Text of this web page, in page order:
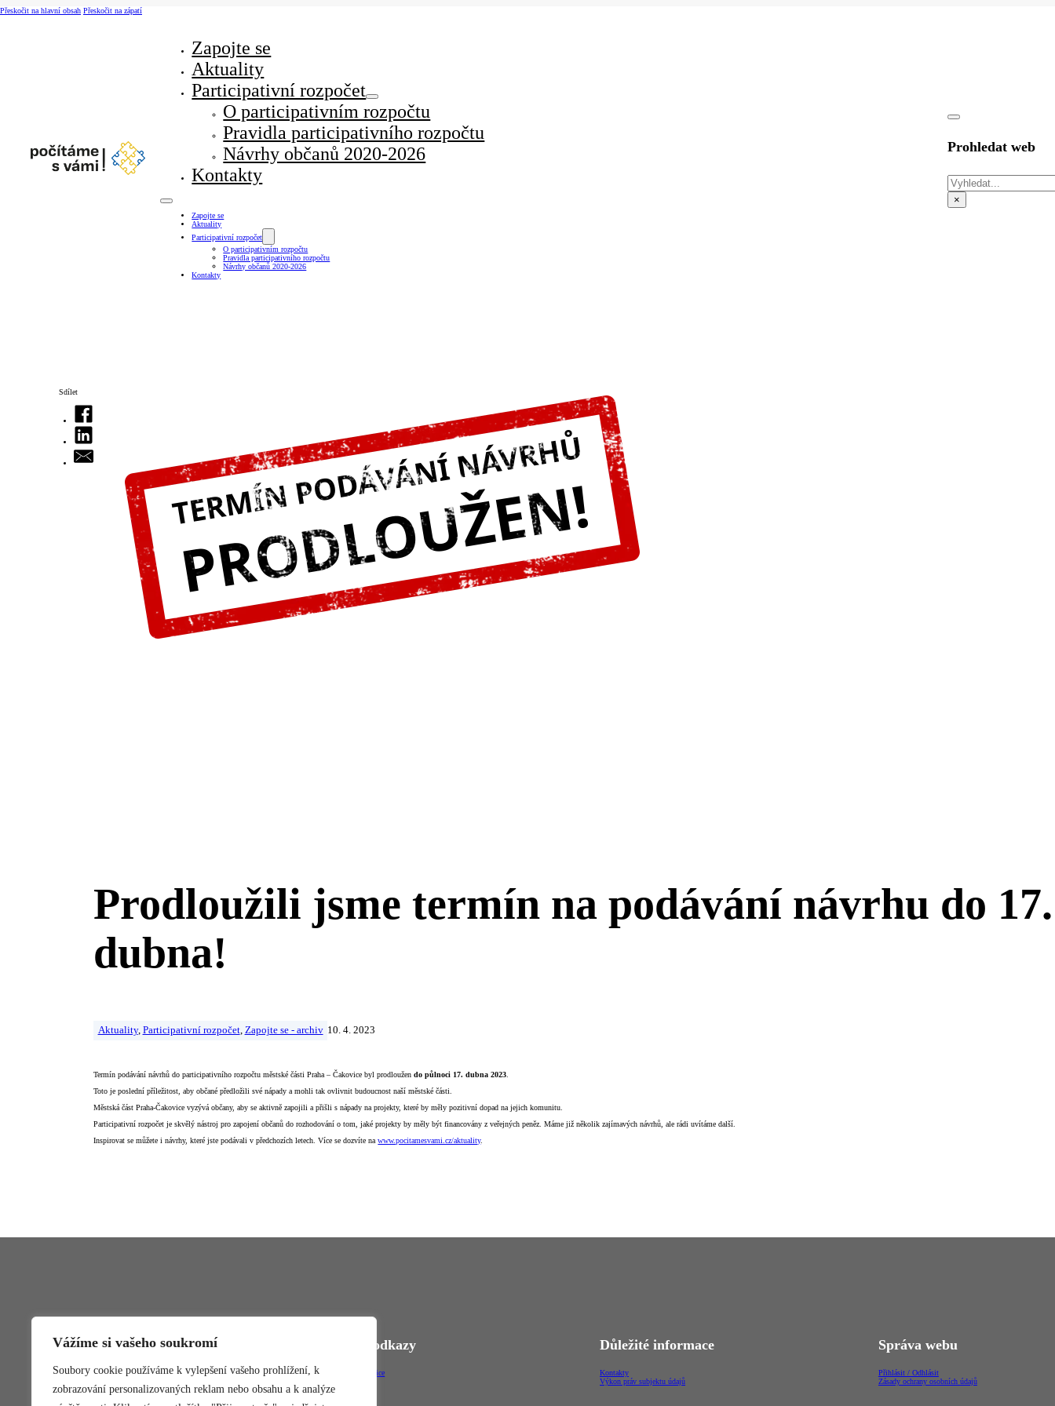
Vážíme si vašeho soukromí
Soubory cookie používáme k vylepšení vašeho prohlížení, k
zobrazování personalizovaných reklam nebo obsahu a k analýze
Přeskočit na hlavní obsah Přeskočit na zápatí
Zapojte se
Aktuality
Participativní rozpočet
O participativním rozpočtu
Pravidla participativního rozpočtu
Návrhy občanů 2020-2026
Kontakty
Zapojte se
Aktuality
Participativní rozpočet
O participativním rozpočtu
Pravidla participativního rozpočtu
Návrhy občanů 2020-2026
Kontakty
Prohledat web
Hledat
×
Sdílet
Prodloužili jsme termín na podávání návrhu do 17.
dubna!
Aktuality, Participativní rozpočet, Zapojte se - archiv 10. 4. 2023
Termín podávání návrhů do participativního rozpočtu městské části Praha – Čakovice byl prodloužendo půlnoci 17. dubna 2023
Toto je poslední příležitost, aby občané předložili své nápady a mohli tak ovlivnit budoucnost naší městské části.
Městská část Praha-Čakovice vyzývá občany, aby se aktivně zapojili a přišli s nápady na projekty, které by měly pozitivní dopad na jejich komunitu.
Participativní rozpočet je skvělý nástroj pro zapojení občanů do rozhodování o tom, jaké projekty by měly být financovány z veřejných peněz. Máme již několik zajímavých návrhů, ale rádi uvítáme další.
Inspirovat se můžete i návrhy, které jste podávali v předchozích letech. Více se dozvíte nawww.pocitamesvami.cz/aktuality.
Participativní rozpočet
Pravidla
Webové odkazy
MČ Praha-Čakovice
Důležité informace
Kontakty
Výkon práv subjektu údajů
Správa webu
Přihlásit / Odhlásit
Zásady ochrany osobních údajů